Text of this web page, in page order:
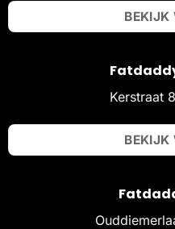
BEKIJK
Kerstraat
BEKIJK